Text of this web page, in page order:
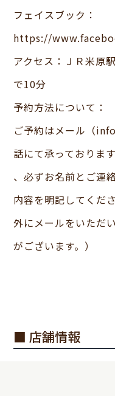
フェイスブック：
https://
アクセス：ＪＲ米原
で10分
予約方法について：
ご予約はメール（
話にて承っておりま
、必ずお名前とご連
内容を明記してくだ
外にメールをいただ
がございます。）
■ 店舗情報